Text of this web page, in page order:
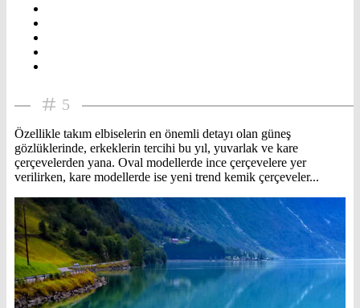
5
Özellikle takım elbiselerin en önemli detayı olan güneş
gözlüklerinde, erkeklerin tercihi bu yıl, yuvarlak ve kare
çerçevelerden yana. Oval modellerde ince çerçevelere yer
verilirken, kare modellerde ise yeni trend kemik çerçeveler...